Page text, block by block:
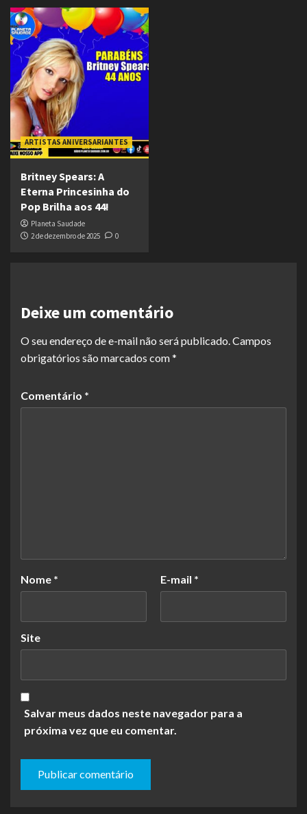
ARTISTAS ANIVERSARIANTES
Britney Spears: A
Eterna Princesinha do
Pop Brilha aos 44!
Planeta Saudade
2 de dezembro de 2025
0
Deixe um comentário
O seu endereço de e-mail não será publicado. Campos
obrigatórios são marcados com*
Comentário *
Nome * E-mail *
Site
Salvar meus dados neste navegador para a
próxima vez que eu comentar.